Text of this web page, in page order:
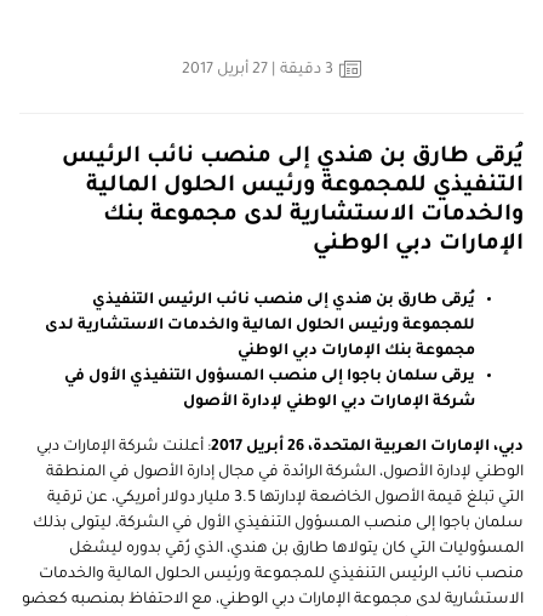
3 دقيقة
يُرقى طارق بن هندي إلى منصب نائب الرئيس
التنفيذي للمجموعة ورئيس الحلول المالية
والخدمات الاستشارية لدى مجموعة بنك
الإمارات دبي الوطني
يُرقى طارق بن هندي إلى منصب نائب الرئيس التنفيذي
للمجموعة ورئيس الحلول المالية والخدمات الاستشارية لدى
مجموعة بنك الإمارات دبي الوطني
يرقى سلمان باجوا إلى منصب المسؤول التنفيذي الأول في
شركة الإمارات دبي الوطني لإدارة الأصول
دبي، الإمارات العربية المتحدة، 26 أبريل 2017
: أعلنت شركة الإمارات دبي
الوطني لإدارة الأصول، الشركة الرائدة في مجال إدارة الأصول في المنطقة
التي تبلغ قيمة الأصول الخاضعة لإدارتها 3.5 مليار دولار أمريكي، عن ترقية
سلمان باجوا إلى منصب المسؤول التنفيذي الأول في الشركة، ليتولى بذلك
المسؤوليات التي كان يتولاها طارق بن هندي، الذي رُقي بدوره ليشغل
منصب نائب الرئيس التنفيذي للمجموعة ورئيس الحلول المالية والخدمات
الاستشارية لدى مجموعة الإمارات دبي الوطني، مع الاحتفاظ بمنصبه كعضو